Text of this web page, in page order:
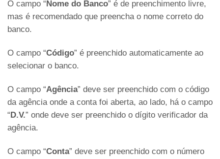
O campo “Nome do Banco” é de preenchimento livre,
mas é recomendado que preencha o nome correto do
banco.
O campo “Código” é preenchido automaticamente ao
selecionar o banco.
O campo “Agência” deve ser preenchido com o código
da agência onde a conta foi aberta, ao lado, há o campo
“D.V.” onde deve ser preenchido o dígito verificador da
agência.
O campo “Conta” deve ser preenchido com o número